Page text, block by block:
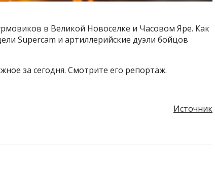
в Великой Новоселке и Часовом Яре. Как
Supercam и артиллерийские дуэли бойцов
за сегодня. Смотрите его репортаж.
Источник